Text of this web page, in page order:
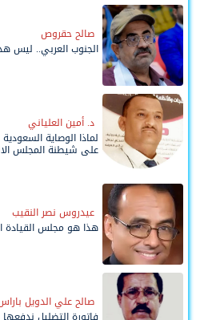
صالح حقروص
الجنوب العربي.. ليس
د. أمين العلياني
لماذا الوصاية
على شيطنة المجلس
عيدروس نصر النقيب
هذا هو مجلس القيادة
صالح علي الدويل